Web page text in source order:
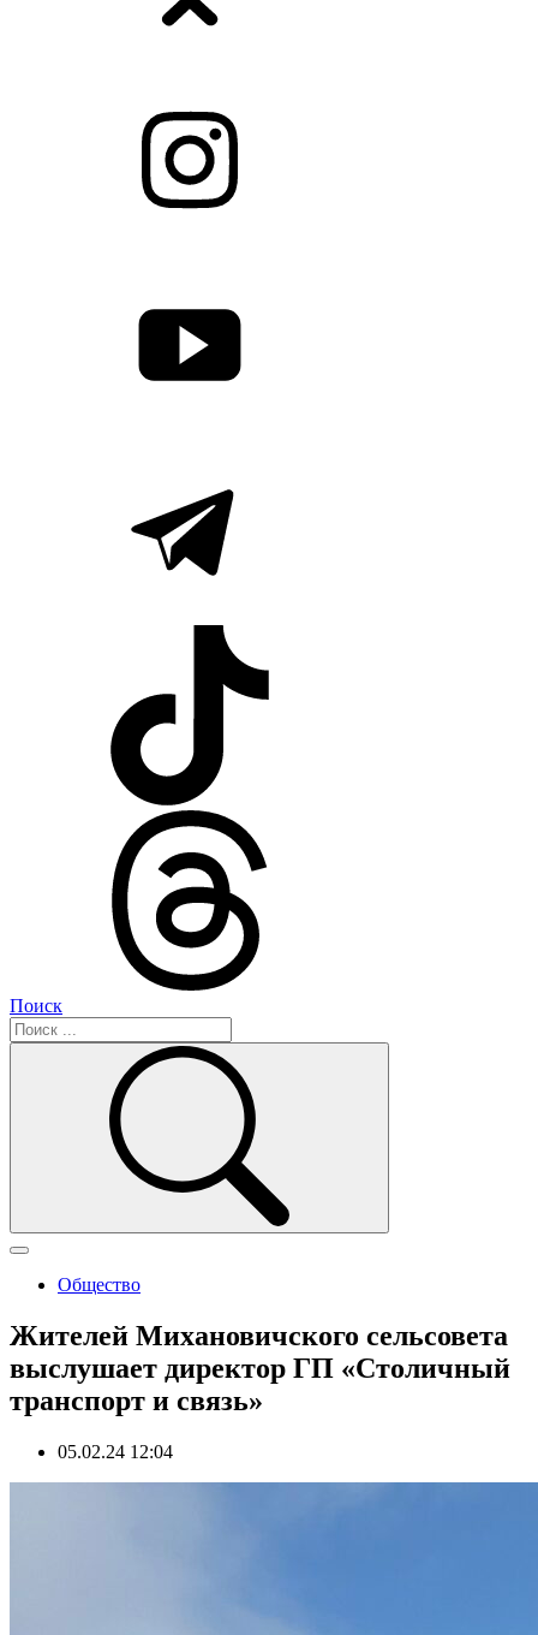
Поиск
Общество
Жителей Михановичского сельсовета
выслушает директор ГП «Столичный
транспорт и связь»
05.02.24 12:04